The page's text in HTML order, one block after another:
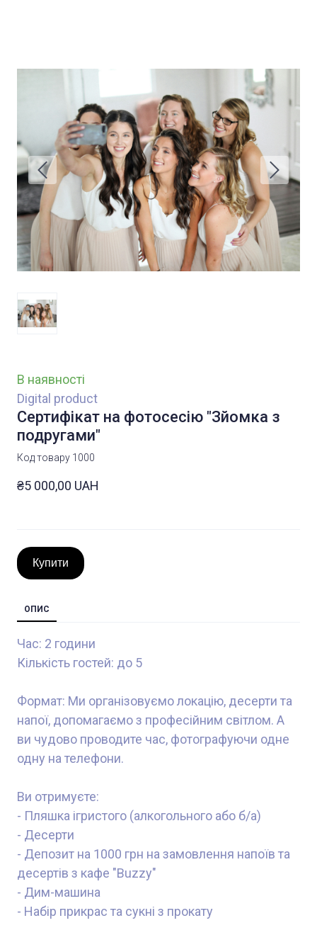
В наявності
Digital product
Сертифікат на фотосесію "Зйомка з
подругами"
Код товару 1000
₴5 000,00 UAH
Купити
ОПИС
Час: 2 години
Кількість гостей: до 5
Формат: Ми організовуємо локацію, десерти та
напої, допомагаємо з професійним світлом. А
ви чудово проводите час, фотографуючи одне
одну на телефони.
Ви отримуєте:
- Пляшка ігристого (алкогольного або б/а)
- Десерти
- Депозит на 1000 грн на замовлення напоїв та
десертів з кафе "Buzzy"
- Дим-машина
- Набір прикрас та сукні з прокату